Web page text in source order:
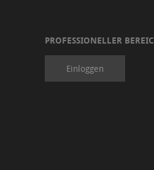
PROFESSIONELLER
Einloggen